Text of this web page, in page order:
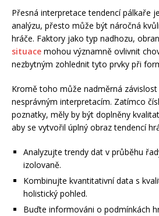
Přesná interpretace tendencí pálkaře
analýzu, přesto může být náročná
hráče. Faktory jako typ nadhozu,
situace mohou významně ovlivnit
nezbytným zohlednit tyto prvky při
Kromě toho může nadměrná
nesprávným interpretacím. Zatímco
poznatky, měly by být doplněny
aby se vytvořil úplný obraz tendencí
Analyzujte trendy dat v průběhu
izolovaně.
Kombinujte kvantitativní data s
holistický pohled.
Buďte informováni o podmínkách